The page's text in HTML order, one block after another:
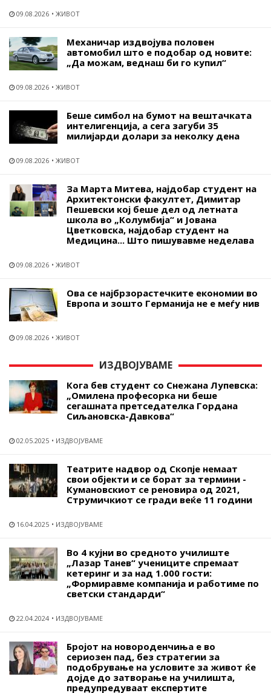
09.08.2026 ЖИВОТ
Механичар издвојува половен
автомобил што е подобар од новите:
„Да можам, веднаш би го купил“
09.08.2026 ЖИВОТ
Беше симбол на бумот на вештачката
интелигенција, а сега загуби 35
милијарди долари за неколку дена
09.08.2026 ЖИВОТ
За Марта Митева, најдобар студент на
Архитектонски факултет, Димитар
Пешевски кој беше дел од летната
школа во „Колумбија“ и Јована
Цветковска, најдобар студент на
Медицина... Што пишувавме неделава
09.08.2026 ЖИВОТ
Ова се најбрзорастечките економии во
Европа и зошто Германија не е меѓу нив
09.08.2026 ЖИВОТ
ИЗДВОЈУВАМЕ
Кога бев студент со Снежана Лупевска:
„Омилена професорка ни беше
сегашната претседателка Гордана
Сиљановска-Давкова“
02.05.2025 ИЗДВОЈУВАМЕ
Театрите надвор од Скопје немаат
свои објекти и се борат за термини -
Кумановскиот се реновира од 2021,
Струмичкиот се гради веќе 11 години
16.04.2025 ИЗДВОЈУВАМЕ
Во 4 кујни во средното училиште
„Лазар Танев“ учениците спремаат
кетеринг и за над 1.000 гости:
„Формиравме компанија и работиме по
светски стандарди“
22.04.2024 ИЗДВОЈУВАМЕ
Бројот на новороденчиња е во
сериозен пад, без стратегии за
подобрување на условите за живот ќе
дојде до затворање на училишта,
предупредуваат експертите